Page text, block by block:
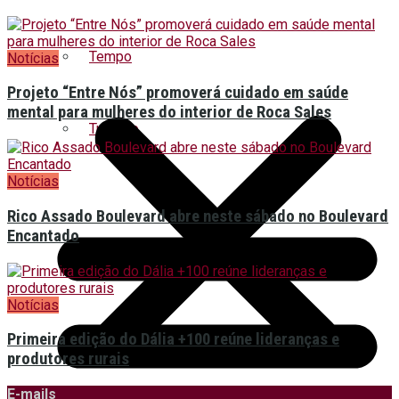
Tempo
Turismo
Notícias
Projeto “Entre Nós” promoverá cuidado em saúde
mental para mulheres do interior de Roca Sales
Notícias
Rico Assado Boulevard abre neste sábado no Boulevard
Encantado
Notícias
Primeira edição do Dália +100 reúne lideranças e
produtores rurais
E-mails